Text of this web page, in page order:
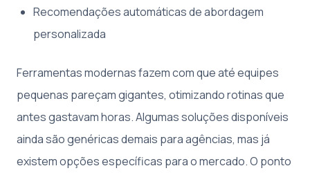
Recomendações automáticas de abordagem
personalizada
Ferramentas modernas fazem com que até equipes
pequenas pareçam gigantes, otimizando rotinas que
antes gastavam horas. Algumas soluções disponíveis
ainda são genéricas demais para agências, mas já
existem opções específicas para o mercado. O ponto